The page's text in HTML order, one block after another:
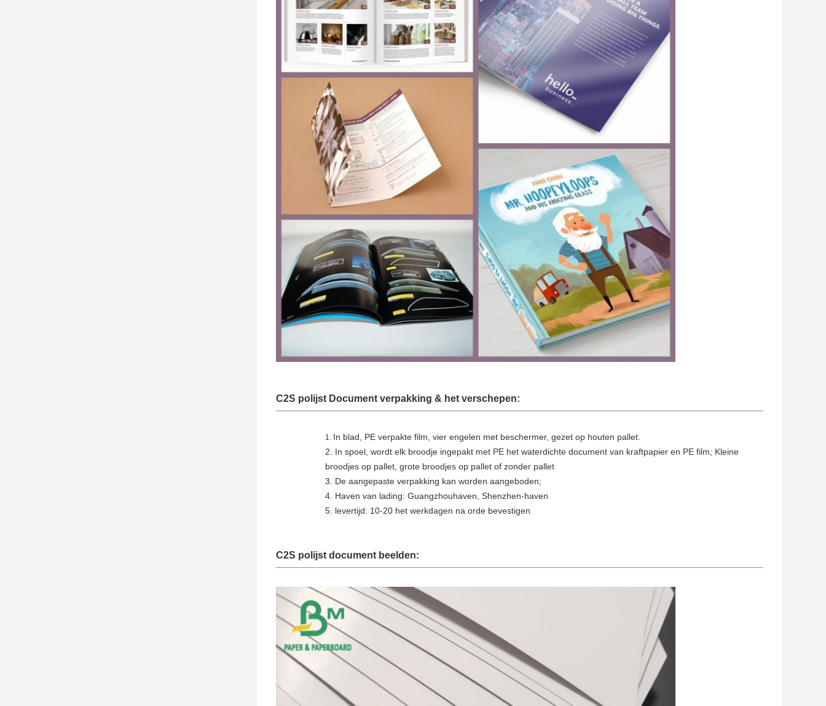
C2S polijst Document verpakking & het verschepen:
1. In blad, PE verpakte film, vier engelen met beschermer, gezet op houten pallet.
2. In spoel, wordt elk broodje ingepakt met PE het waterdichte document van kraftpapier en PE film; Kleine
broodjes op pallet, grote broodjes op pallet of zonder pallet
3. De aangepaste verpakking kan worden aangeboden;
4. Haven van lading: Guangzhouhaven, Shenzhen-haven
5. levertijd: 10-20 het werkdagen na orde bevestigen
C2S polijst document beelden: